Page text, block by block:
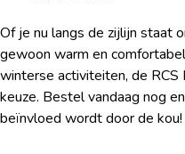
Of je nu langs de zijlijn staat
gewoon warm en
winterse activiteiten, de
keuze. Bestel vandaag nog
beïnvloed wordt door de kou!